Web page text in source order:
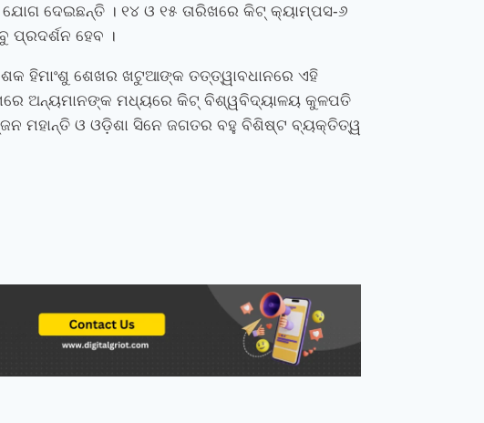
ଦେଇଛନ୍ତି । ୧୪ ଓ ୧୫ ତାରିଖରେ କିଟ୍‍ କ୍ୟାମ୍ପସ-୬
ପ୍ରଦର୍ଶନ ହେବ ।
ହିମାଂଶୁ ଶେଖର ଖଟୁଆଙ୍କ ତତ୍ତ୍ୱାବଧାନରେ ଏହି
ଅନ୍ୟମାନଙ୍କ ମଧ୍ୟରେ କିଟ୍‍ ବିଶ୍ୱବିଦ୍ୟାଳୟ କୁଳପତି
ମହାନ୍ତି ଓ ଓଡ଼ିଶା ସିନେ ଜଗତର ବହୁ ବିଶିଷ୍ଟ ବ୍ୟକ୍ତିତ୍ୱ